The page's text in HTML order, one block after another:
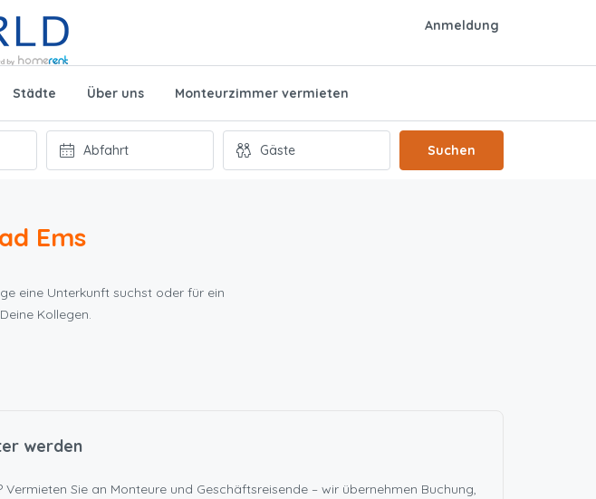
Anmeldung
Städte Über uns Monteurzimmer vermieten
Suchen
Ems
eine Unterkunft suchst oder für ein
Kollegen.
werden
Sie an Monteure und Geschäftsreisende – wir übernehmen Buchung,